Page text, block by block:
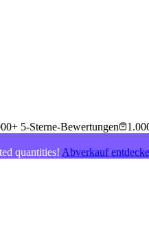
5-Sterne-Bewertungen
quantities! Abverkauf